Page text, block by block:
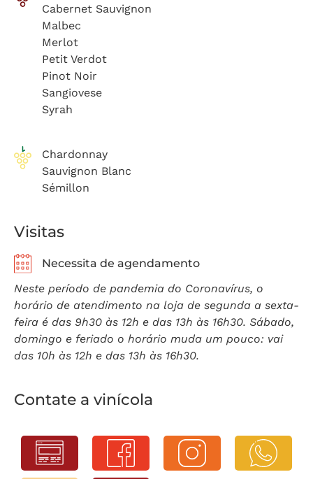
Cabernet Sauvignon
Malbec
Merlot
Petit Verdot
Pinot Noir
Sangiovese
Syrah
Chardonnay
Sauvignon Blanc
Sémillon
Visitas
Necessita de agendamento
Neste período de pandemia do Coronavírus, o
horário de atendimento na loja de segunda a sexta-
feira é das 9h30 às 12h e das 13h às 16h30. Sábado,
domingo e feriado o horário muda um pouco: vai
das 10h às 12h e das 13h às 16h30.
Contate a vinícola